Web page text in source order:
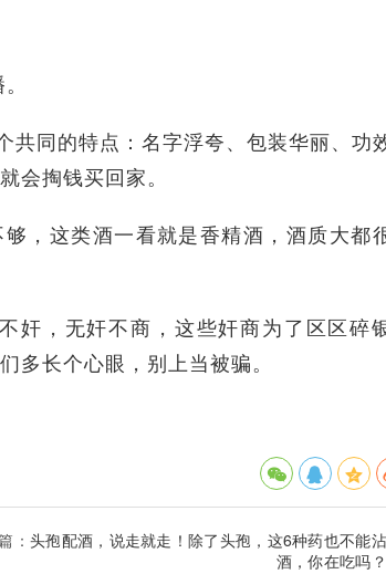
同的特点：名字浮夸、包装华丽、功
会掏钱买回家。
，这类酒一看就是香精酒，酒质大都
奸，无奸不商，这些奸商为了区区碎
多长个心眼，别上当被骗。
：头孢配酒，说走就走！除了头孢，这6种药也不能沾
酒，你在吃吗？